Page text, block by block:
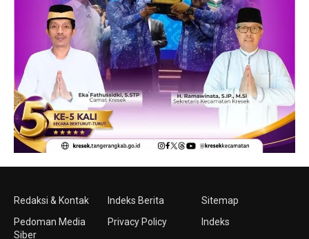
Redaksi & Kontak
Pedoman Media
Siber
Indeks Berita
Privacy Policy
Sitemap
Indeks